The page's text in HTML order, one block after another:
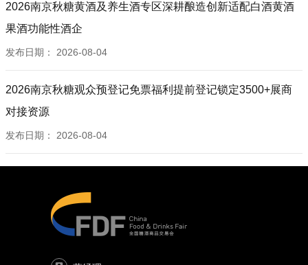
2026南京秋糖黄酒及养生酒专区深耕酿造创新适配白酒黄酒
果酒功能性酒企
发布日期： 2026-08-04
2026南京秋糖观众预登记免票福利提前登记锁定3500+展商
对接资源
发布日期： 2026-08-04